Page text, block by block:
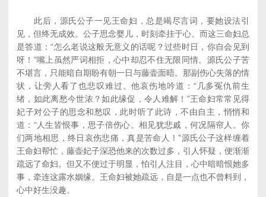
此后，源氏公子一见王命妇，总是竭尽言词，要她设法引
见，但终无成效。公子思念婴儿，时刻牵挂于心。而这三命妇总
是答道：“怎么老说这般无意义的话呢？过些时日，你自会见到
呀！”嘴上虽然严词相拒，心中却忍不住无限同情。源氏公子苦
不堪言，只能暗自期盼有朝一日与藤壶面晤。那副伤心失落的情
状，让旁人看了也悲叹难过。他哀伤地吟道：“几多冤仇前生
绪，如此离愁今世浓？如此缘促，令人难解！”王命妇常常见得
妃子对公子的思念和愁叹，此时听了此诗，不由自主，悄悄和
道：“人生皆恨事，思子倍伤心。相见犹悲戚，何况隔帘人。你
们两地相思，终日哀伤悲痛，真是苦命人！”源氏公子这样缠着
王命妇帮忙，藤壶妃子深恐他来的次数过多，引人怀疑，便渐渐
疏远了命妇。但又不便过于明显，怕引人注目，心中暗暗恨她多
事，牵连这露水姻缘。王命妇被她疏远，自是一点也不曾料到，
心中好生没趣。